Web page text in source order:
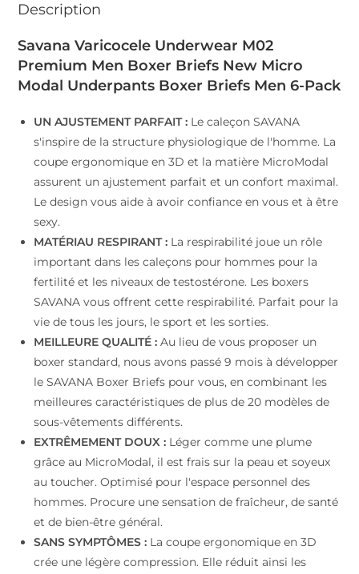
Breathable
|
Cooling
|
for
Varicocele
Grade
1+2
Pack
Description
Savana Varicocele Underwear M02
Premium Men Boxer Briefs New Micro
Modal Underpants Boxer Briefs Men 6-Pack
UN AJUSTEMENT PARFAIT : Le caleçon SAVANA
s'inspire de la structure physiologique de l'homme. La
coupe ergonomique en 3D et la matière MicroModal
assurent un ajustement parfait et un confort maximal.
Le design vous aide à avoir confiance en vous et à être
sexy.
MATÉRIAU RESPIRANT : La respirabilité joue un rôle
important dans les caleçons pour hommes pour la
fertilité et les niveaux de testostérone. Les boxers
SAVANA vous offrent cette respirabilité. Parfait pour la
vie de tous les jours, le sport et les sorties.
MEILLEURE QUALITÉ : Au lieu de vous proposer un
boxer standard, nous avons passé 9 mois à développer
le SAVANA Boxer Briefs pour vous, en combinant les
meilleures caractéristiques de plus de 20 modèles de
sous-vêtements différents.
EXTRÊMEMENT DOUX : Léger comme une plume
grâce au MicroModal, il est frais sur la peau et soyeux
au toucher. Optimisé pour l'espace personnel des
hommes. Procure une sensation de fraîcheur, de santé
et de bien-être général.
SANS SYMPTÔMES : La coupe ergonomique en 3D
crée une légère compression. Elle réduit ainsi les